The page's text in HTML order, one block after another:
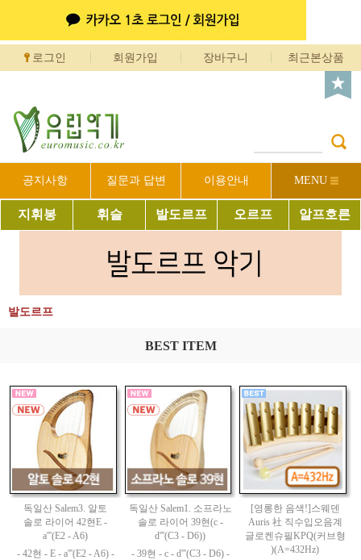
로그인 회원가입 장바구니 최근본상품
공지사항 질문과 답변 이용안내 MENU
지휘봉 휘슬 발도르프 오르프 알프호른
발도르프
BEST ITEM
독일산 Salem3. 알토
솔로 라이어 42현E -
a'''(E2 - A6)
- 42현 - E - a'''(E2 - A6) -
독일산 Salem1. 소프라노
솔로 라이어 39현(c -
d'''(C3 - D6))
- 39현 - c - d'''(C3 - D6) -
[영롱한 음색!]스웨덴
Auris 社 직수입오음계
글로켄슈필KPQ(커브형
)(A=432Hz)